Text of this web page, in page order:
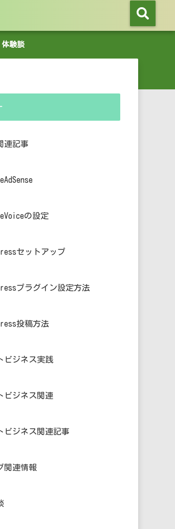
体験談
連記事
の設定
セットアップ
プラグイン設定方法
投稿方法
ビジネス実践
ビジネス関連
ビジネス関連記事
関連情報